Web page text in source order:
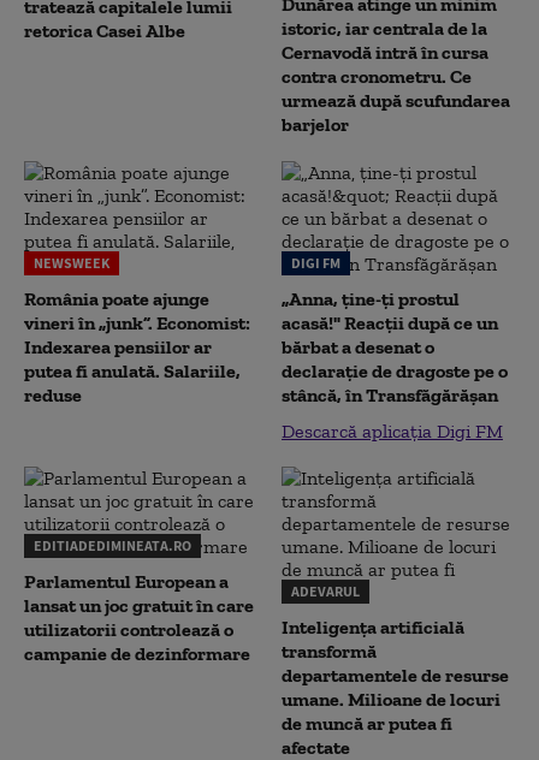
tratează capitalele lumii
retorica Casei Albe
istoric, iar centrala de la
Cernavodă intră în cursa
contra cronometru. Ce
urmează după scufundarea
barjelor
NEWSWEEK
România poate ajunge
vineri în „junk”. Economist:
Indexarea pensiilor ar
putea fi anulată. Salariile,
reduse
DIGI FM
„Anna, ţine-ţi prostul
acasă!" Reacţii după ce un
bărbat a desenat o
declaraţie de dragoste pe o
stâncă, în Transfăgărăşan
Descarcă aplicația Digi FM
EDITIADEDIMINEATA.RO
Parlamentul European a
lansat un joc gratuit în care
utilizatorii controlează o
campanie de dezinformare
ADEVARUL
Inteligența artificială
transformă
departamentele de resurse
umane. Milioane de locuri
de muncă ar putea fi
afectate